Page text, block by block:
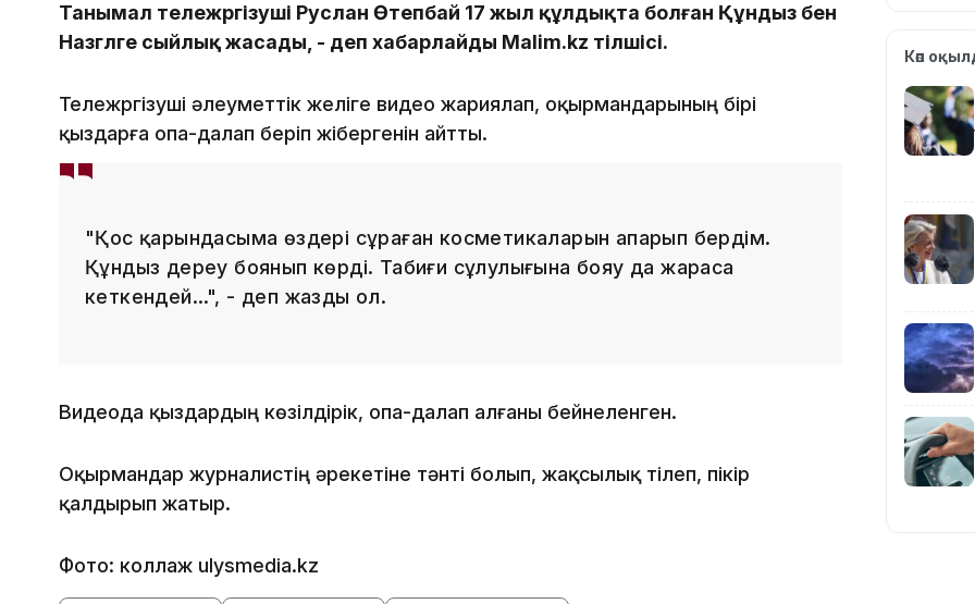
Танымал тележүргізуші Руслан Өтепбай 17 жыл құлдықта болған Құндыз бен
Назгүлге сыйлық жасады, - деп хабарлайды Malim.kz тілшісі.
Тележүргізуші әлеуметтік желіге видео жариялап, оқырмандарының бірі
қыздарға опа-далап беріп жібергенін айтты.
"Қос қарындасыма өздері сұраған косметикаларын апарып бердім.
Құндыз дереу боянып көрді. Табиғи сұлулығына бояу да жараса
кеткендей…", - деп жазды ол.
Видеода қыздардың көзілдірік, опа-далап алғаны бейнеленген.
Оқырмандар журналистің әрекетіне тәнті болып, жақсылық тілеп, пікір
қалдырып жатыр.
Фото: коллаж ulysmedia.kz
21:59
21:00
20:52
Көп